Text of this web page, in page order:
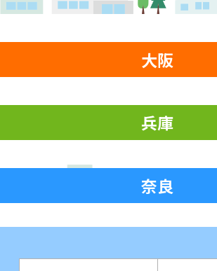
大阪
兵庫
奈良